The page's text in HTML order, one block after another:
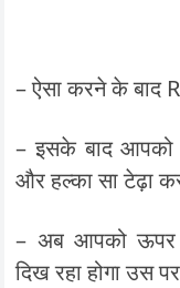
– ऐसा करने के बाद
– इसके बाद आपको
और हल्का सा टेढ़ा
– अब आपको
दिख रहा होगा उस